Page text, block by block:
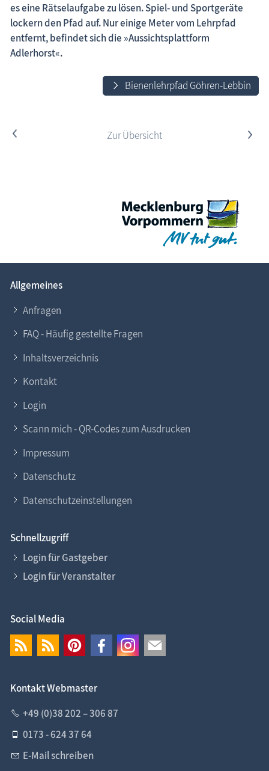
es eine Rätselaufgabe zu lösen. Spiel- und Sportgeräte
lockern den Pfad auf. Nur einige Meter vom Lehrpfad
entfernt, befindet sich die »Aussichtsplattform
Adlerhorst«.
Bienenlehrpfad Göhren-Lebbin
< Zur Übersicht >
Allgemeines
Anfragen
FAQ - Häufig gestellte Fragen
Inhaltsverzeichnis
Kontakt
Login
Scann mich - QR-Codes zum Ausdrucken
Impressum
Datenschutz
Datenschutzeinstellungen
Schnellzugriff
Login für Gastgeber
Login für Veranstalter
Social Media
Kontakt Webmaster
+49 (0)38 202 – 306 87
0173 - 624 37 64
E-Mail schreiben